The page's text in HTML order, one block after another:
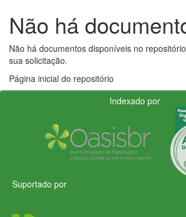
Não há
Não há documentos disponíveis no
sua solicitação.
Página inicial do repositório
Indexado por
Suportado por